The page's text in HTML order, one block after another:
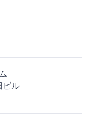
ビル